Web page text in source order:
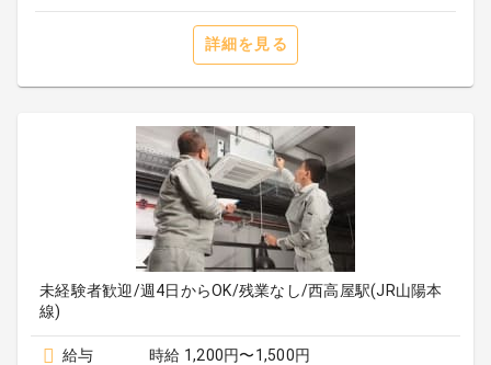
詳細を見る
未経験者歓迎/週4日からOK/残業なし/西高屋駅(JR山陽本
線)
給与
時給 1,200円〜1,500円